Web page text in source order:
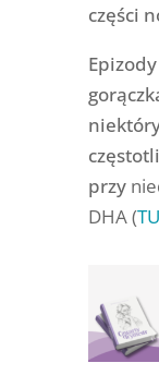
części
przy
DHA (